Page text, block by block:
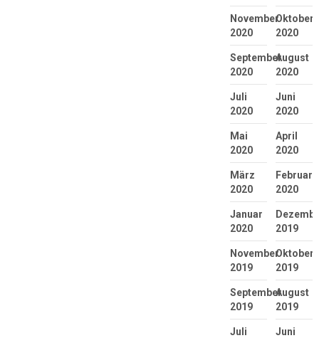
November
2020
Oktober
2020
September
2020
August
2020
Juli
2020
Juni
2020
Mai
2020
April
2020
März
2020
Februar
2020
Januar
2020
2019
November
2019
Oktober
2019
September
2019
August
2019
Juli
Juni